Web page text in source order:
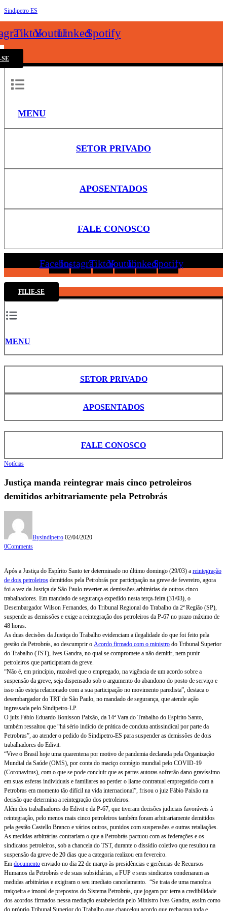
Sindipetro ES
TiktokYoutubeLinkedinSpotify
MENU
SETOR PRIVADO
APOSENTADOS
FALE CONOSCO
FacebookInstagramTiktokYoutubeLinkedinSpotify
FILIE-SE
MENU
SETOR PRIVADO
APOSENTADOS
FALE CONOSCO
Notícias
Justiça manda reintegrar mais cinco petroleiros
demitidos arbitrariamente pela Petrobrás
Bysindipetro 02/04/2020
0Comments
Após a Justiça do Espírito Santo ter determinado no último domingo (29/03) a reintegração
de dois petroleiros demitidos pela Petrobrás por participação na greve de fevereiro, agora
foi a vez da Justiça de São Paulo reverter as demissões arbitrárias de outros cinco
trabalhadores. Em mandado de segurança expedido nesta terça-feira (31/03), o
Desembargador Wilson Fernandes, do Tribunal Regional do Trabalho da 2ª Região (SP),
suspende as demissões e exige a reintegração dos petroleiros da P-67 no prazo máximo de
48 horas.
As duas decisões da Justiça do Trabalho evidenciam a ilegalidade do que foi feito pela
gestão da Petrobrás, ao descumprir o Acordo firmado com o ministro do Tribunal Superior
do Trabalho (TST), Ives Gandra, no qual se compromete a não demitir, nem punir
petroleiros que participaram da greve.
“Não é, em princípio, razoável que o empregado, na vigência de um acordo sobre a
suspensão da greve, seja dispensado sob o argumento do abandono do posto de serviço e
isso não esteja relacionado com a sua participação no movimento paredista”, destaca o
desembargador do TRT de São Paulo, no mandado de segurança, que atende ação
ingressada pelo Sindipetro-LP.
O juiz Fábio Eduardo Bonisson Paixão, da 14ª Vara do Trabalho do Espírito Santo,
também ressaltou que “há sério indício de prática de conduta antissindical por parte da
Petrobras”, ao atender o pedido do Sindipetro-ES para suspender as demissões de dois
trabalhadores do Edivit.
“Vive o Brasil hoje uma quarentena por motivo de pandemia declarada pela Organização
Mundial da Saúde (OMS), por conta do maciço contágio mundial pelo COVID-19
(Coronavirus), com o que se pode concluir que as partes autoras sofrerão dano gravíssimo
em suas esferas individuais e familiares ao perder o liame contratual empregatício com a
Petrobras em momento tão difícil na vida internacional”, frisou o juiz Fábio Paixão na
decisão que determina a reintegração dos petroleiros.
Além dos trabalhadores do Edivit e da P-67, que tiveram decisões judiciais favoráveis à
reintegração, pelo menos mais cinco petroleiros também foram arbitrariamente demitidos
pela gestão Castello Branco e vários outros, punidos com suspensões e outras retaliações.
As medidas arbitrárias contrariam o que a Petrobrás pactuou com as federações e os
sindicatos petroleiros, sob a chancela do TST, durante o dissídio coletivo que resultou na
suspensão da greve de 20 dias que a categoria realizou em fevereiro.
Em documento enviado no dia 22 de março às presidências e gerências de Recursos
Humanos da Petrobrás e de suas subsidiárias, a FUP e seus sindicatos condenaram as
medidas arbitrárias e exigiram o seu imediato cancelamento. “Se trata de uma manobra
traiçoeira e imoral de prepostos do Sistema Petrobrás, que jogam por terra a credibilidade
dos acordos firmados nessa mediação estabelecida pelo Ministro Ives Gandra, assim como
do próprio Tribunal Superior do Trabalho que chancelou acordo que rechaçava toda e